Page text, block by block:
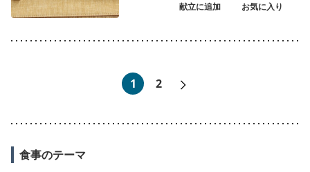
献立に追加 お気に入り
1 2
食事のテーマ